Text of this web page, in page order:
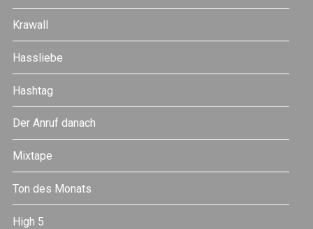
Krawall
Hassliebe
Hashtag
Der Anruf danach
Mixtape
Ton des Monats
High 5